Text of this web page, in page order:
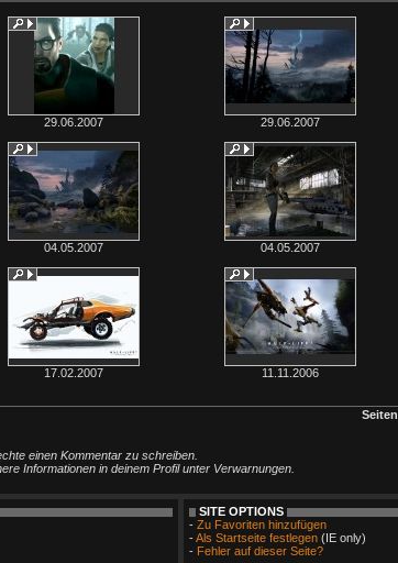
29.06.2007 29.06.2007
04.05.2007 04.05.2007
17.02.2007 11.11.2006
Seiten
einen Kommentar zu schreiben.
Informationen in deinem Profil unter Verwarnungen.
SITE OPTIONS
- Zu Favoriten hinzufügen
-Als Startseite festlegen(IE only)
- Fehler auf dieser Seite?